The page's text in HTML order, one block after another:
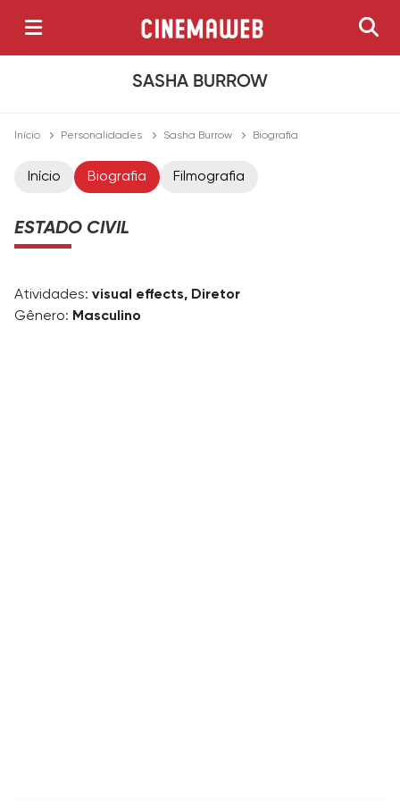
SASHA BURROW
Início Personalidades Sasha Burrow Biografia
Início Biografia Filmografia
ESTADO CIVIL
Atividades: visual effects, Diretor
Gênero: Masculino